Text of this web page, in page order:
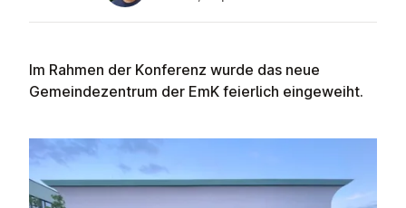
Im Rahmen der Konferenz wurde das neue
Gemeindezentrum der EmK feierlich eingeweiht.